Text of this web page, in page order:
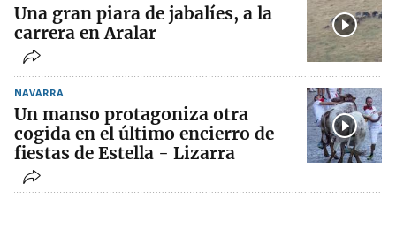
Una gran piara de jabalíes, a la
carrera en Aralar
NAVARRA
Un manso protagoniza otra
cogida en el último encierro de
fiestas de Estella - Lizarra